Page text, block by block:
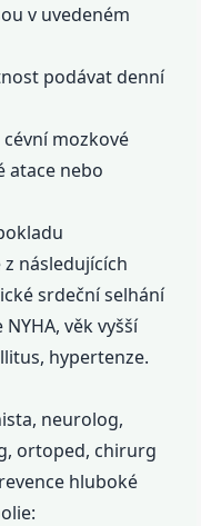
v uvedeném
podávat denní
mozkové
atace nebo
následujících
srdeční selhání
věk vyšší
hypertenze.
neurolog,
ortoped, chirurg
hluboké